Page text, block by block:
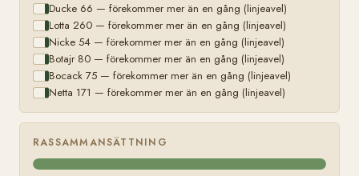
Ducke 66 — förekommer mer än en gång (linjeavel)
Lotta 260 — förekommer mer än en gång (linjeavel)
Nicke 54 — förekommer mer än en gång (linjeavel)
Botajr 80 — förekommer mer än en gång (linjeavel)
Bocack 75 — förekommer mer än en gång (linjeavel)
Netta 171 — förekommer mer än en gång (linjeavel)
RASSAMMANSÄTTNING